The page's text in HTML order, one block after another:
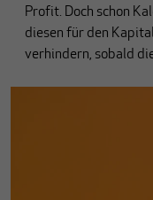
Profit. Doch schon
diesen für den
verhindern, sobald